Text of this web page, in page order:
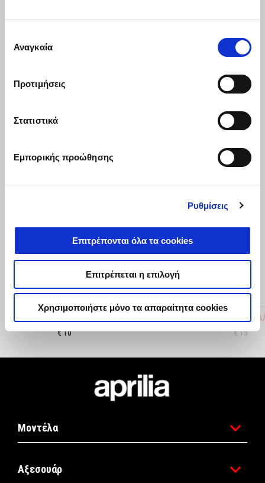
συγκατάθεσης
Αναγκαία
Προτιμήσεις
Στατιστικά
Εμπορικής προώθησης
Ρυθμίσεις
Επιτρέπονται όλα τα cookies
Επιτρέπεται η επιλογή
Χρησιμοποιήστε μόνο τα απαραίτητα cookies
Προηγούμενο
€ 10 € 15
Μοντέλα
Αξεσουάρ